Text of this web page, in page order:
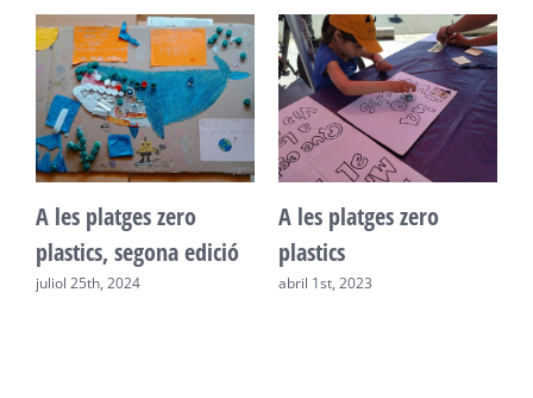
les platges zero
segona edició
25th, 2024
A les platges zero
plastics
abril 1st, 2023